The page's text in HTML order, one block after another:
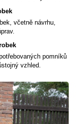
včetně návrhu,
pomníků
vzhled.